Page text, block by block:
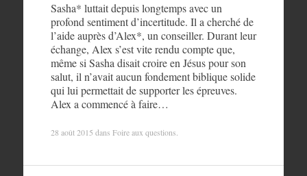
Sasha* luttait depuis longtemps avec un
profond sentiment d’incertitude. Il a cherché de
l’aide auprès d’Alex*, un conseiller. Durant leur
échange, Alex s’est vite rendu compte que,
même si Sasha disait croire en Jésus pour son
salut, il n’avait aucun fondement biblique solide
qui lui permettait de supporter les épreuves.
Alex a commencé à faire…
28 août 2015 dans Foire aux questions